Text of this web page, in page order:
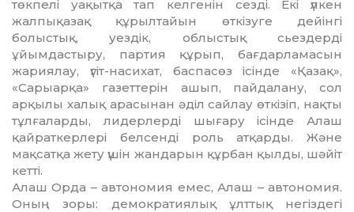
төкпелі уақытқа тап келгенін сезді. Екі үлкен
жалпықазақ құрылтайын өткізуге дейінгі
болыстық, уездік, облыстық сьездерді
ұйымдастыру, партия құрып, бағдарламасын
жариялау, үгіт-насихат, баспасөз ісінде «Қазақ»,
«Сарыарқа» газет­терін ашып, пайдалану, сол
арқылы халық арасынан әділ сайлау өткізіп, нақты
тұлғаларды, лидерлерді шығару ісінде Алаш
қайраткерлері белсенді роль атқарды. Және
мақсатқа жету үшін жандарын құрбан қылды, шәйіт
кетті.
Алаш Орда – автономия емес, Алаш – автономия.
Оның зоры: демократиялық ұлттық негіздегі